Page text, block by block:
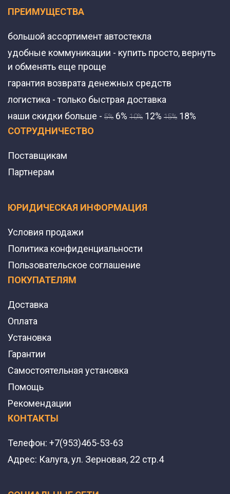
ПРЕИМУЩЕСТВА
большой ассортимент автостекла
удобные коммуникации - купить просто, вернуть
и обменять еще проще
гарантия возврата денежных средств
логистика - только быстрая доставка
наши скидки больше - 5% 6% 10% 12% 15% 18%
СОТРУДНИЧЕСТВО
Поставщикам
Партнерам
ЮРИДИЧЕСКАЯ ИНФОРМАЦИЯ
Условия продажи
Политика конфиденциальности
Пользовательское соглашение
ПОКУПАТЕЛЯМ
Доставка
Оплата
Установка
Гарантии
Самостоятельная установка
Помощь
Рекомендации
КОНТАКТЫ
Телефон: +7(953)465-53-63
Адрес: Калуга, ул. Зерновая, 22 стр.4